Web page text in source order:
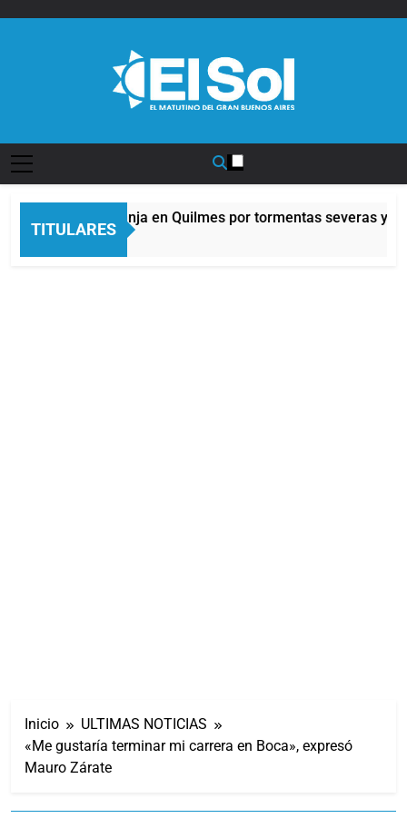
TITULARES
Alerta naranja en Quilmes por tormentas severas y
10 Horas Atrás
Inicio
ULTIMAS NOTICIAS
«Me gustaría terminar mi carrera en Boca», expresó
Mauro Zárate